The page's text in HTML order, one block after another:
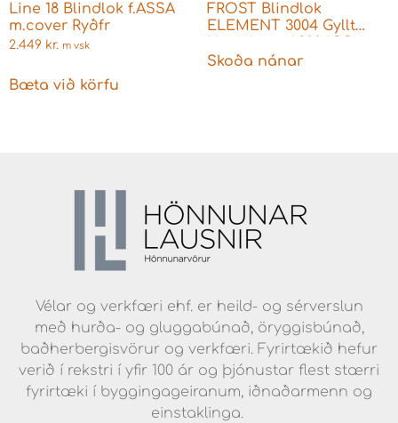
Line 18 Blindlok f.ASSA
m.cover Ryðfr
2.449 kr. m vsk
Bæta við körfu
FROST Blindlok
ELEMENT 3004 Gyllt
Skoða nánar
Vélar og verkfæri ehf. er heild- og sérverslun
með hurða- og gluggabúnað, öryggisbúnað,
baðherbergisvörur og verkfæri. Fyrirtækið hefur
verið í rekstri í yfir 100 ár og þjónustar flest stærri
fyrirtæki í byggingageiranum, iðnaðarmenn og
einstaklinga.